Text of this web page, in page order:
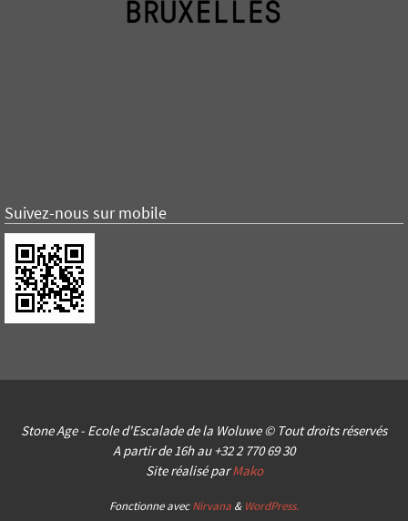
Suivez-nous sur mobile
Stone Age - Ecole d'Escalade de la Woluwe © Tout droits réservés
A partir de 16h au +32 2 770 69 30
Site réalisé parMako
Fonctionne avecNirvana & WordPress.